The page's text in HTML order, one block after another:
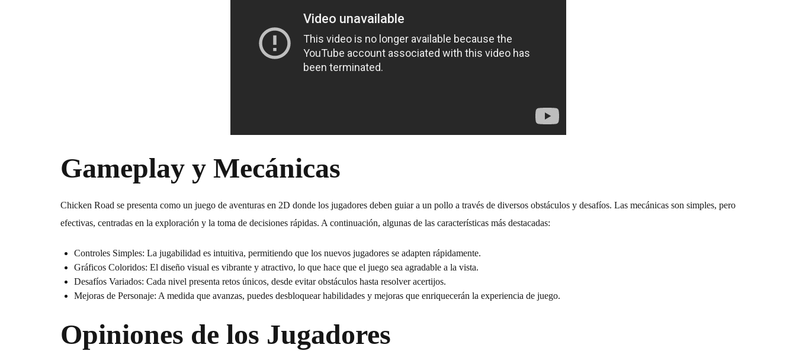
Gameplay y Mecánicas
Chicken Road se presenta como un juego de aventuras en 2D donde los jugadores deben guiar a un pollo a través de diversos obstáculos y desafíos. Las mecánicas son simples, pero
efectivas, centradas en la exploración y la toma de decisiones rápidas. A continuación, algunas de las características más destacadas:
Controles Simples: La jugabilidad es intuitiva, permitiendo que los nuevos jugadores se adapten rápidamente.
Gráficos Coloridos: El diseño visual es vibrante y atractivo, lo que hace que el juego sea agradable a la vista.
Desafíos Variados: Cada nivel presenta retos únicos, desde evitar obstáculos hasta resolver acertijos.
Mejoras de Personaje: A medida que avanzas, puedes desbloquear habilidades y mejoras que enriquecerán la experiencia de juego.
Opiniones de los Jugadores